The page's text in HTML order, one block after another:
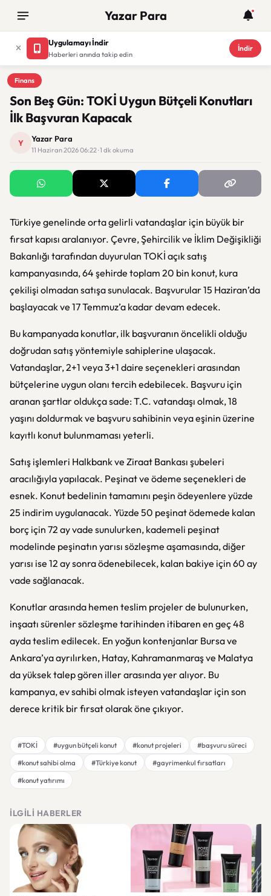
Yazar Para
Uygulamayı İndir
Haberleri anında takip edin
İndir
Finans
Finans
Son Beş Gün: TOKİ Uygun Bütçeli Konutları
İlk Başvuran Kapacak
Y Yazar Para
11 Haziran 2026 06:22 · 1 dk okuma
Türkiye genelinde orta gelirli vatandaşlar için büyük bir
fırsat kapısı aralanıyor. Çevre, Şehircilik ve İklim Değişikliği
Bakanlığı tarafından duyurulan TOKİ açık satış
kampanyasında, 64 şehirde toplam 20 bin konut, kura
çekilişi olmadan satışa sunulacak. Başvurular 15 Haziran’da
başlayacak ve 17 Temmuz’a kadar devam edecek.
Bu kampanyada konutlar, ilk başvuranın öncelikli olduğu
doğrudan satış yöntemiyle sahiplerine ulaşacak.
Vatandaşlar, 2+1 veya 3+1 daire seçenekleri arasından
bütçelerine uygun olanı tercih edebilecek. Başvuru için
aranan şartlar oldukça sade: T.C. vatandaşı olmak, 18
yaşını doldurmak ve başvuru sahibinin veya eşinin üzerine
kayıtlı konut bulunmaması yeterli.
Satış işlemleri Halkbank ve Ziraat Bankası şubeleri
aracılığıyla yapılacak. Peşinat ve ödeme seçenekleri de
esnek. Konut bedelinin tamamını peşin ödeyenlere yüzde
25 indirim uygulanacak. Yüzde 50 peşinat ödemede kalan
borç için 72 ay vade sunulurken, kademeli peşinat
modelinde peşinatın yarısı sözleşme aşamasında, diğer
yarısı ise 12 ay sonra ödenebilecek, kalan bakiye için 60 ay
vade sağlanacak.
Konutlar arasında hemen teslim projeler de bulunurken,
inşaatı sürenler sözleşme tarihinden itibaren en geç 48
ayda teslim edilecek. En yoğun kontenjanlar Bursa ve
Ankara’ya ayrılırken, Hatay, Kahramanmaraş ve Malatya
da yüksek talep gören iller arasında yer alıyor. Bu
kampanya, ev sahibi olmak isteyen vatandaşlar için son
derece kritik bir fırsat olarak öne çıkıyor.
#TOKİ #uygun bütçeli konut #konut projeleri
#başvuru süreci
#konut sahibi olma
#Türkiye konut
#gayrimenkul fırsatları
#konut yatırımı
İLGILI HABERLER